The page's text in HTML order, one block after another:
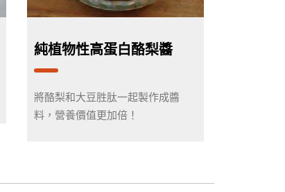
純植物性高蛋白酪梨醬
將酪梨和大豆胜肽一起製作成醬
料，營養價值更加倍！